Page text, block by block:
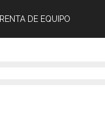
RENTA DE EQUIPO